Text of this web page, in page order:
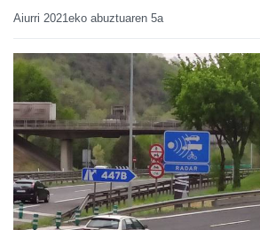
Aiurri 2021eko abuztuaren 5a